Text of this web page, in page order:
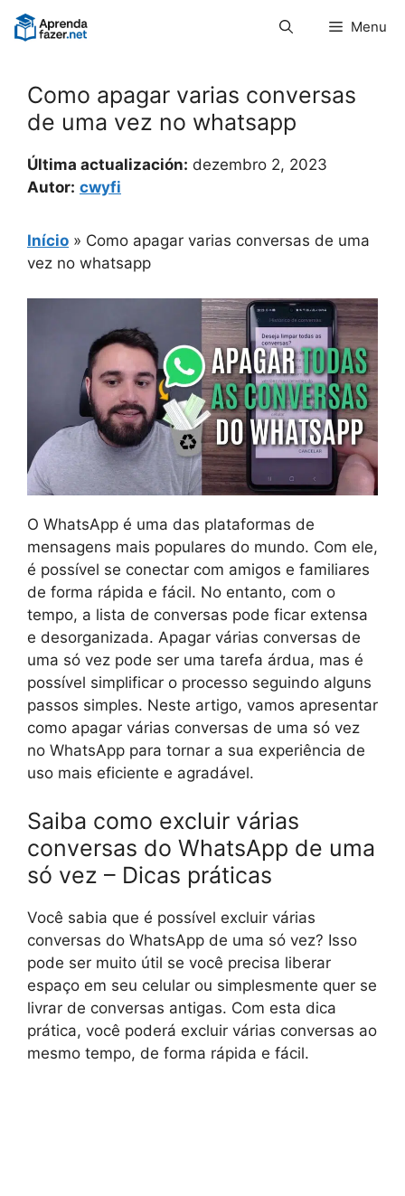
Pular
para
Menu
Como apagar varias conversas
de uma vez no whatsapp
Última actualización: dezembro 2, 2023
Autor: cwyfi
Início » Como apagar varias conversas de uma
vez no whatsapp
O WhatsApp é uma das plataformas de
mensagens mais populares do mundo. Com ele,
é possível se conectar com amigos e familiares
de forma rápida e fácil. No entanto, com o
tempo, a lista de conversas pode ficar extensa
e desorganizada. Apagar várias conversas de
uma só vez pode ser uma tarefa árdua, mas é
possível simplificar o processo seguindo alguns
passos simples. Neste artigo, vamos apresentar
como apagar várias conversas de uma só vez
no WhatsApp para tornar a sua experiência de
uso mais eficiente e agradável.
Saiba como excluir várias
conversas do WhatsApp de uma
só vez – Dicas práticas
Você sabia que é possível excluir várias
conversas do WhatsApp de uma só vez? Isso
pode ser muito útil se você precisa liberar
espaço em seu celular ou simplesmente quer se
livrar de conversas antigas. Com esta dica
prática, você poderá excluir várias conversas ao
mesmo tempo, de forma rápida e fácil.